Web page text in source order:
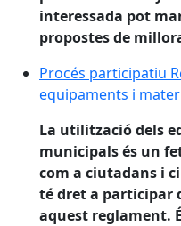
interessada pot
propostes de
Procés participatiu
Procés participatiu
equipaments i
La utilització dels
municipals és un
com a ciutadans i
té dret a participar
aquest reglament.